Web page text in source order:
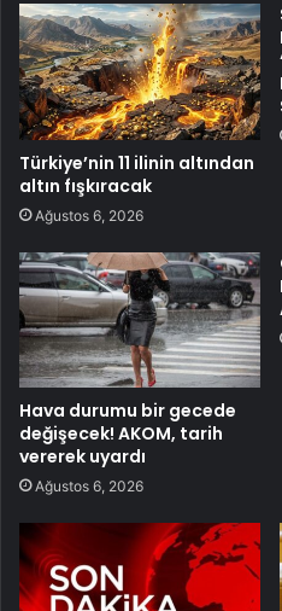
Türkiye’nin 11 ilinin altından
altın fışkıracak
Ağustos 6, 2026
Hava durumu bir gecede
değişecek! AKOM, tarih
vererek uyardı
Ağustos 6, 2026